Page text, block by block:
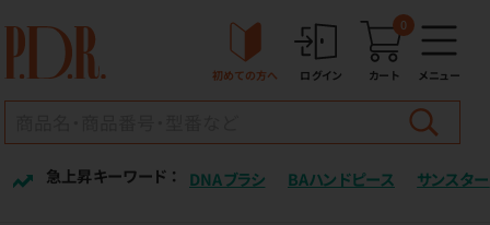
初めての方へ ログイン カート
0
メニュー
急上昇キーワード ： DNAブラシ BAハンドピース サンスター